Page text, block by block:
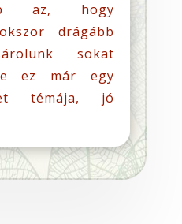
az, hogy
drágább
sokat
ez már egy
témája, jó